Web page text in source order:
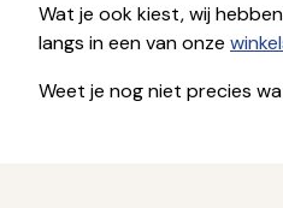
Wat je ook kiest, wij
langs in een van onze
Weet je nog niet precies